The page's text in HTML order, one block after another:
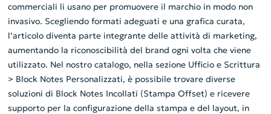
commerciali li usano per promuovere il marchio in modo non
invasivo. Scegliendo formati adeguati e una grafica curata,
l’articolo diventa parte integrante delle attività di marketing,
aumentando la riconoscibilità del brand ogni volta che viene
utilizzato. Nel nostro catalogo, nella sezione Ufficio e Scrittura
> Block Notes Personalizzati, è possibile trovare diverse
soluzioni di Block Notes Incollati (Stampa Offset) e ricevere
supporto per la configurazione della stampa e del layout, in